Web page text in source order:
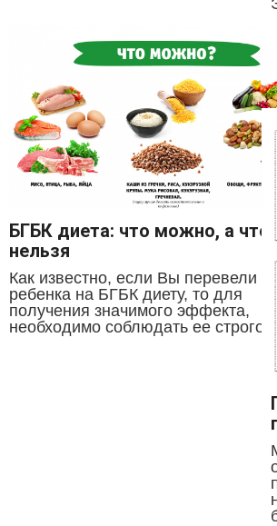
БГБК диета: что можно, а что
нельзя
Как известно, если Вы перевели
ребенка на БГБК диету, то для
получения значимого эффекта,
необходимо соблюдать ее